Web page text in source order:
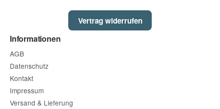
Vertrag widerrufen
Informationen
AGB
Datenschutz
Kontakt
Impressum
Versand & Lieferung